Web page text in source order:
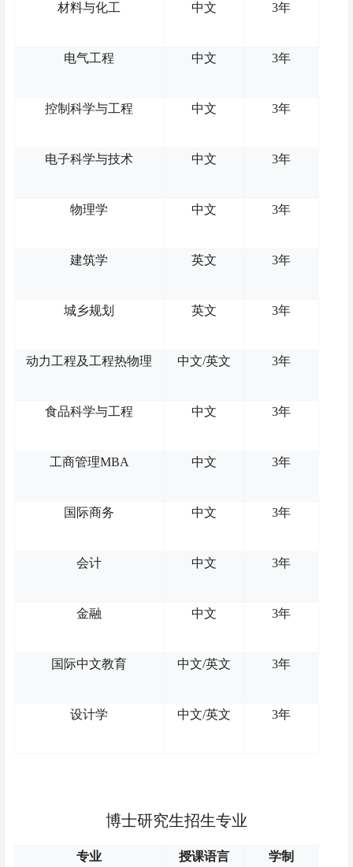
材料与化工 中文 3年
电气工程 中文 3年
控制科学与工程 中文 3年
电子科学与技术 中文 3年
物理学 中文 3年
建筑学 英文 3年
城乡规划 英文 3年
动力工程及工程热物理 中文/英文 3年
食品科学与工程 中文 3年
工商管理MBA 中文 3年
国际商务 中文 3年
会计 中文 3年
金融 中文 3年
国际中文教育 中文/英文 3年
设计学 中文/英文 3年
博士研究生招生专业
专业 授课语言 学制